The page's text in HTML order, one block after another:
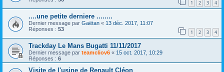
1 2 3 4
....une petite derniere ........
Dernier message par Gaëtan « 13 déc. 2017, 11:07
Réponses : 53 1 2 3 4
Trackday Le Mans Bugatti 11/11/2017
Dernier message par teamcliov6 « 15 oct. 2017, 10:29
Réponses : 6
Visite de l'usine de Renault Cléon